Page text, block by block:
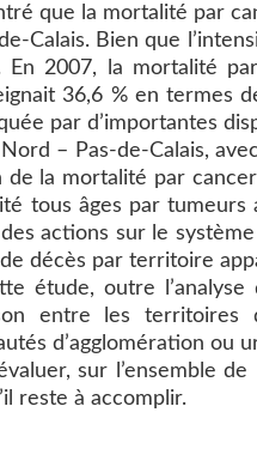
que la mortalité par
Calais. Bien que
En 2007, la mortalité
36,6 % en termes
par d’importantes
– Pas-de-Calais,
de la mortalité par
tous âges par
actions sur le
décès par territoire
étude, outre
entre les
d’agglomération ou
sur l’ensemble
reste à accomplir.